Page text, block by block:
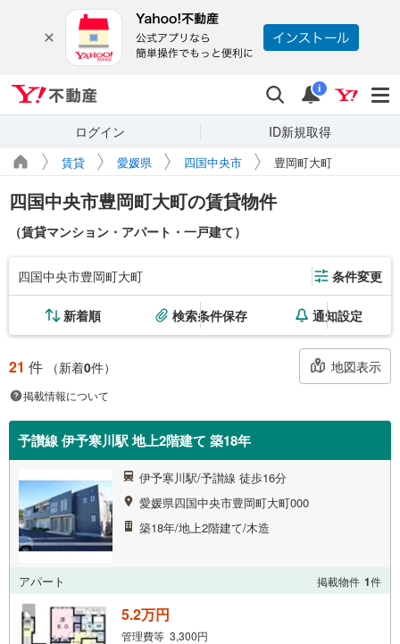
検索 通知
i
ログイン ID新規取得
賃貸 愛媛県 四国中央市 豊岡町大町
四国中央市豊岡町大町の賃貸物件
（賃貸マンション・アパート・一戸建て）
四国中央市豊岡町大町 条件変更
新着順 検索条件保存 通知設定
21 件 （新着0件） 地図表示
掲載情報について
予讃線 伊予寒川駅 地上2階建て 築18年
伊予寒川駅/予讃線 徒歩16分
愛媛県四国中央市豊岡町大町000
築18年/地上2階建て/木造
アパート 掲載物件 1件
5.2万円
管理費等 3,300円